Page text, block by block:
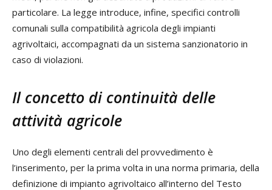
particolare. La legge introduce, infine, specifici controlli
comunali sulla compatibilità agricola degli impianti
agrivoltaici, accompagnati da un sistema sanzionatorio in
caso di violazioni.
Il concetto di continuità delle
attività agricole
Uno degli elementi centrali del provvedimento è
l’inserimento, per la prima volta in una norma primaria, della
definizione di impianto agrivoltaico all’interno del Testo